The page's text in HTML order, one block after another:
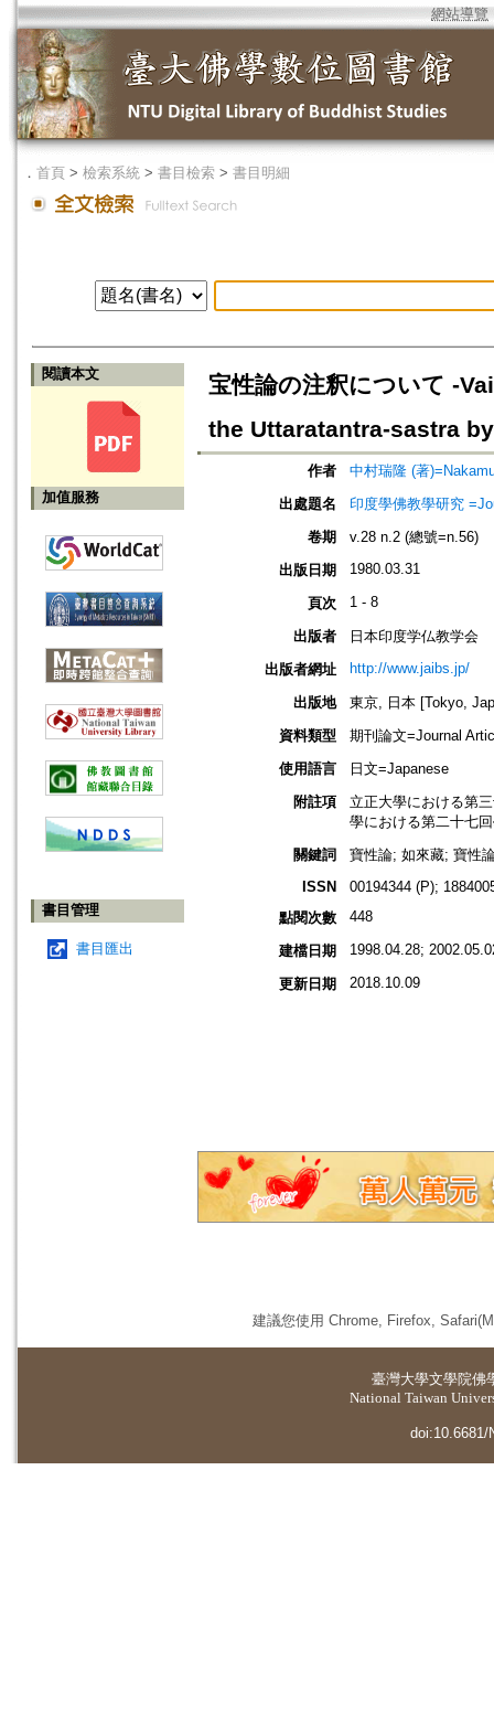
網站導覽
． 首頁 > 檢索系統 > 書目檢索 > 書目明細
閱讀本文
加值服務
書目管理
書目匯出
宝性論の注釈について -
the Uttaratantra-sastra
作者
中村瑞隆 (著
出處題名
印度學佛教學研究
卷期
v.28 n.2 (總號=n.56)
出版日期
1980.03.31
頁次 1 - 8
出版者
日本印度学仏教学会
出版者網址
http://www.jaibs.jp/
出版地
東京, 日本 [Tokyo,
資料類型
期刊論文=Journal
使用語言
日文=Japanese
附註項
立正大學における第
學における第二十七
關鍵詞
寶性論; 如來藏; 寶性
ISSN
00194344 (P);
點閱次數
448
建檔日期 1998.04.28;
更新日期 2018.10.09
建議您使用 Chrome, Firefox,
臺灣大學文學院佛
National Taiwan
doi:10.6681/